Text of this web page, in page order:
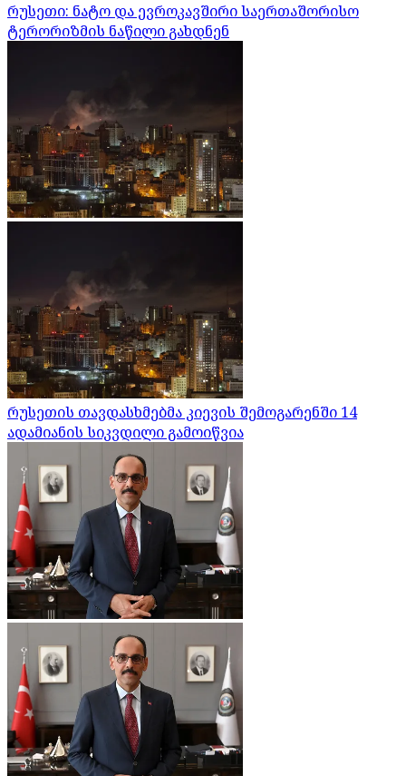
რუსეთი: ნატო და ევროკავშირი საერთაშორისო
ტერორიზმის ნაწილი გახდნენ
რუსეთის თავდასხმებმა კიევის შემოგარენში 14
ადამიანის სიკვდილი გამოიწვია